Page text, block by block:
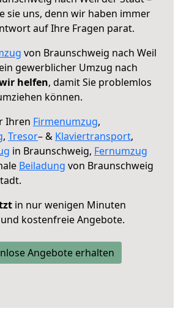
sie uns, denn wir haben immer
auf Ihre Fragen parat.
von Braunschweig nach Weil
gewerblicher Umzug nach
helfen, damit Sie problemlos
können.
Ihren Firmenumzug,
, Tresor– & Klaviertransport,
in Braunschweig, Fernumzug
Beiladung von Braunschweig
in nur wenigen Minuten
kostenfreie Angebote.
Angebote erhalten